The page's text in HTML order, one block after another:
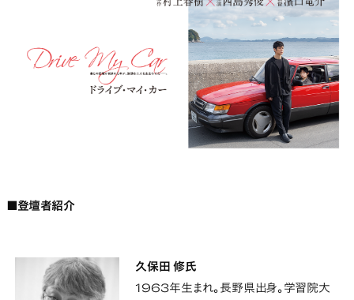
■登壇者紹介
久保田 修氏
1963年生まれ。長野県出身。学習院大